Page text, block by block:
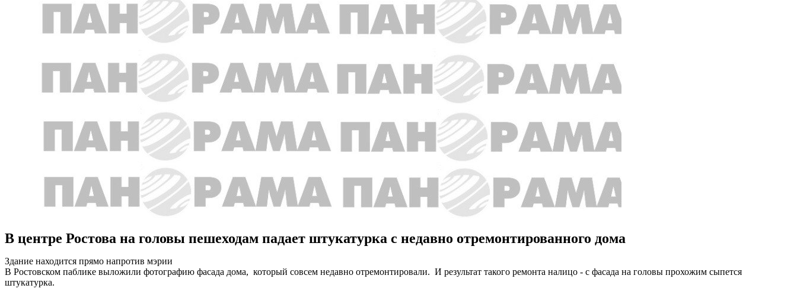
В центре Ростова на головы пешеходам падает штукатурка с недавно отремонтированного дома
Здание находится прямо напротив мэрии
В Ростовском паблике выложили фотографию фасада дома, который совсем недавно отремонтировали. И результат такого ремонта налицо - с фасада на головы прохожим сыпется
штукатурка.